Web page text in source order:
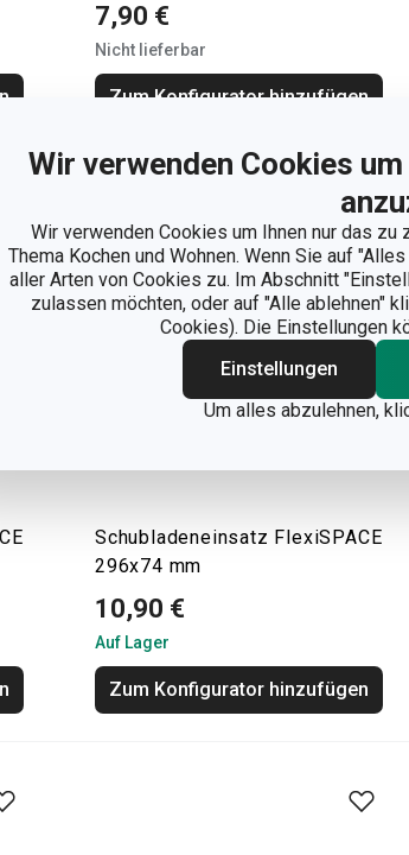
Wir verwenden Cookies
Wir verwenden Cookies um Ihnen nur das
Thema Kochen und Wohnen. Wenn Sie auf
aller Arten von Cookies zu. Im Abschnitt
zulassen möchten, oder auf "Alle ablehnen"
Cookies). Die Einstellungen
Einstellungen
Um alles abzulehnen,
7,90 €
Nicht lieferbar
Zum Konfigurator hinzufügen
Schubladeneinsatz FlexiSPACE
296x74 mm
10,90 €
Auf Lager
Zum Konfigurator hinzufügen